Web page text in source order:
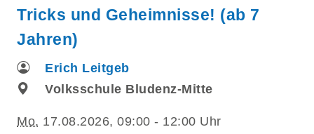
Tricks und Geheimnisse! (ab 7
Jahren)
Erich Leitgeb
Volksschule Bludenz-Mitte
Mo. 17.08.2026, 09:00 - 12:00 Uhr